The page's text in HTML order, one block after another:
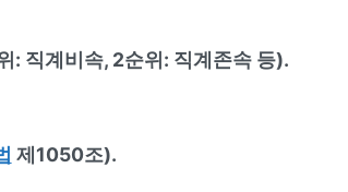
: 직계비속, 2순위: 직계존속 등).
제1050조).